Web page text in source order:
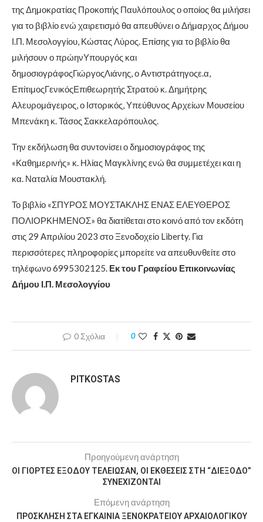
της Δημοκρατίας Προκοπής Παυλόπουλος ο οποίος θα μιλήσει
για το βιβλίο ενώ χαιρετισμό θα απευθύνει ο Δήμαρχος Δήμου
Ι.Π. Μεσολογγίου, Κώστας Λύρος. Επίσης για το βιβλίο θα
μιλήσουν ο πρώηνΥπουργός και
δημοσιογράφοςΓιώργοςΛιάνης, ο Αντιστράτηγοςε.α,
ΕπίτιμοςΓενικόςΕπιθεωρητής Στρατού κ. Δημήτρης
Αλευρομάγειρος, ο Ιστορικός, Υπεύθυνος Αρχείων Μουσείου
Μπενάκη κ. Τάσος Σακκελαρόπουλος.
Την εκδήλωση θα συντονίσει ο δημοσιογράφος της
«Καθημερινής» κ. Ηλίας Μαγκλίνης ενώ θα συμμετέχει και η
κα. Ναταλία Μουστακλή.
Το βιβλίο «ΣΠΥΡΟΣ ΜΟΥΣΤΑΚΛΗΣ ΕΝΑΣ ΕΛΕΥΘΕΡΟΣ
ΠΟΛΙΟΡΚΗΜΕΝΟΣ» θα διατίθεται στο κοινό από τον εκδότη
στις 29 Απριλίου 2023 στο Ξενοδοχείο Liberty. Για
περισσότερες πληροφορίες μπορείτε να απευθυνθείτε στο
τηλέφωνο 6995302125. Εκ του Γραφείου Επικοινωνίας
Δήμου Ι.Π. Μεσολογγίου
0 Σχόλια 0
PITKOSTAS
Προηγούμενη ανάρτηση
ΟΙ ΓΙΟΡΤΕΣ ΕΞΟΔΟΥ ΤΕΛΕΙΩΣΑΝ, ΟΙ ΕΚΘΕΣΕΙΣ ΣΤΗ “ΔΙΕΞΟΔΟ”
ΣΥΝΕΧΙΖΟΝΤΑΙ
Επόμενη ανάρτηση
ΠΡΟΣΚΛΗΣΗ ΣΤΑ ΕΓΚΑΙΝΙΑ ΞΕΝΟΚΡΑΤΕΙΟΥ ΑΡΧΑΙΟΛΟΓΙΚΟΥ